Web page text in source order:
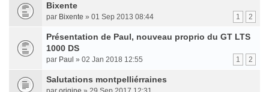
Bixente
1 2
par Bixente » 01 Sep 2013 08:44
Présentation de Paul, nouveau proprio du GT LTS
1000 DS
1 2
par Paul » 02 Jan 2018 12:55
Salutations montpelliérraines